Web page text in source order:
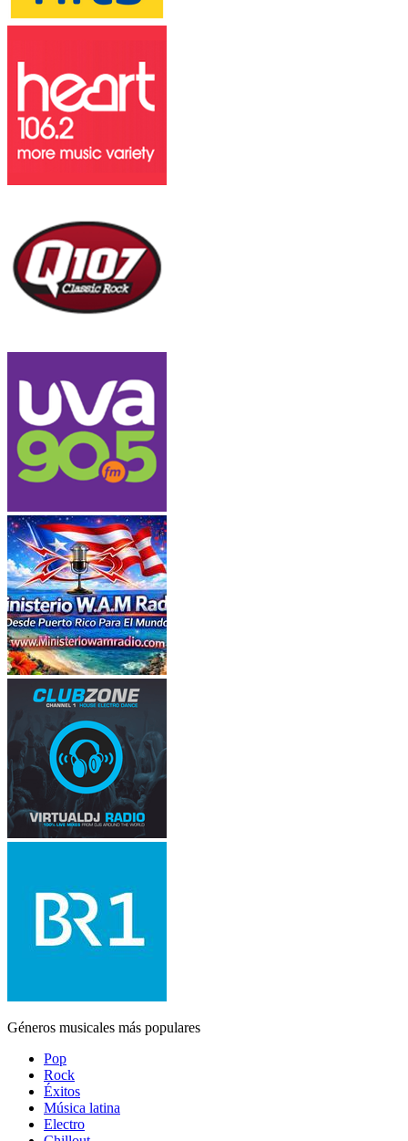
Géneros musicales más populares
Pop
Rock
Éxitos
Música latina
Electro